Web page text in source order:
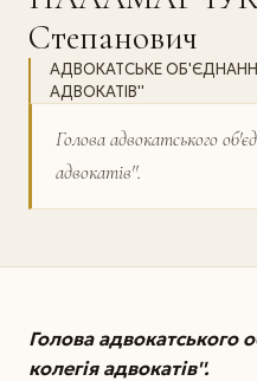
Степанович
АДВОКАТСЬКЕ
АДВОКАТІВ''
Голова адвокатського
адвокатів''.
Голова адвокатського
колегія адвокатів''.